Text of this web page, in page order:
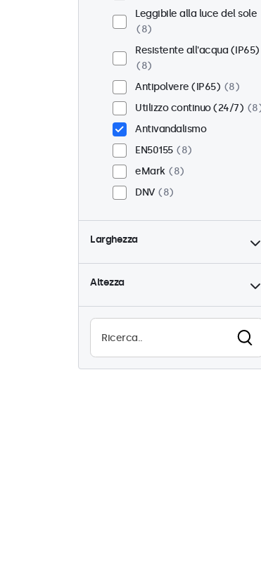
Leggibile alla luce del sole
8
Resistente all'acqua (IP65)
8
Antipolvere (IP65)
8
Utilizzo continuo (24/7)
8
Antivandalismo
EN50155
8
eMark
8
DNV
8
Larghezza
Altezza